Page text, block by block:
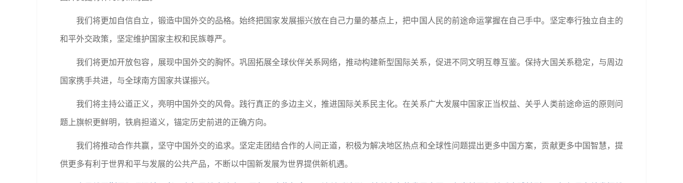
我们将更加自信自立，锻造中国外交的品格。始终把国家发展振兴放在自己力量的基点上，把中国人民的前途命运掌握在自己手中。坚定奉行独立自主的
和平外交政策，坚定维护国家主权和民族尊严。
我们将更加开放包容，展现中国外交的胸怀。巩固拓展全球伙伴关系网络，推动构建新型国际关系，促进不同文明互尊互鉴。保持大国关系稳定，与周边
国家携手共进，与全球南方国家共谋振兴。
我们将主持公道正义，亮明中国外交的风骨。践行真正的多边主义，推进国际关系民主化。在关系广大发展中国家正当权益、关乎人类前途命运的原则问
题上旗帜更鲜明，铁肩担道义，锚定历史前进的正确方向。
我们将推动合作共赢，坚守中国外交的追求。坚定走团结合作的人间正道，积极为解决地区热点和全球性问题提出更多中国方案，贡献更多中国智慧，提
供更多有利于世界和平与发展的公共产品，不断以中国新发展为世界提供新机遇。